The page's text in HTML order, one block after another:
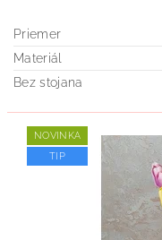
Priemer
Materiál
Bez stojana
NOVINKA
TIP